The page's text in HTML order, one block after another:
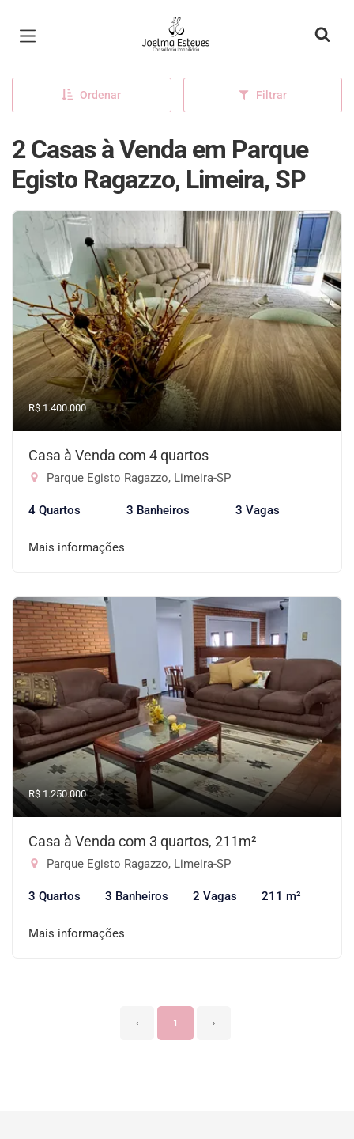
Página inicial
Ordenar Filtrar
2 Casas à Venda em Parque
Egisto Ragazzo, Limeira, SP
R$ 1.400.000
Casa à Venda com 4 quartos
Parque Egisto Ragazzo, Limeira-SP
4 Quartos 3 Banheiros 3 Vagas
Mais informações
R$ 1.250.000
Casa à Venda com 3 quartos, 211m²
Parque Egisto Ragazzo, Limeira-SP
3 Quartos 3 Banheiros 2 Vagas 211 m²
Mais informações
‹ 1 ›